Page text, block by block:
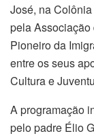
José, na
pela
Pioneiro da
entre os seus
Cultura e
A programação
pelo padre Élio